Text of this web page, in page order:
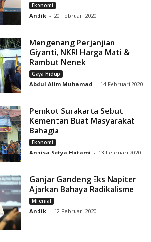
Ekonomi
Andik - 20 Februari 2020
Mengenang Perjanjian
Giyanti, NKRI Harga Mati &
Rambut Nenek
Gaya Hidup
Abdul Alim Muhamad - 14 Februari 2020
Pemkot Surakarta Sebut
Kementan Buat Masyarakat
Bahagia
Ekonomi
Annisa Setya Hutami - 13 Februari 2020
Ganjar Gandeng Eks Napiter
Ajarkan Bahaya Radikalisme
Milenial
Andik - 12 Februari 2020